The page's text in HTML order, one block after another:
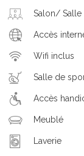
Salon/ Salle
Accès
Wifi inclus
Salle de
Accès
Meublé
Laverie